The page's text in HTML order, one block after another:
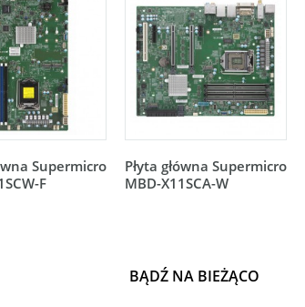
Supermicro
F
Płyta główna Supermicro
MBD-X11SCA-W
BĄDŹ NA BIEŻĄCO